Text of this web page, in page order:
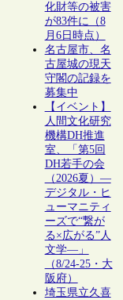
化財等の被害
が83件に（8
月6日時点）
名古屋市、名
古屋城の現天
守閣の記録を
募集中
【イベント】
人間文化研究
機構DH推進
室、「第5回
DH若手の会
（2026夏）―
デジタル・ヒ
ューマニティ
ーズで“繋が
る×広がる”人
文学―」
（8/24-25・大
阪府）
埼玉県立久喜